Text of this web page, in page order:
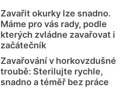
Zavařit okurky lze snadno.
Máme pro vás rady, podle
kterých zvládne zavařovat i
začátečník
Zavařování v horkovzdušné
troubě: Sterilujte rychle,
snadno a téměř bez práce